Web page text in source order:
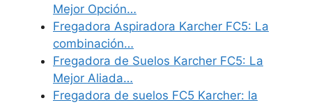
Mejor Opción…
Fregadora Aspiradora Karcher FC5: La
combinación…
Fregadora de Suelos Karcher FC5: La
Mejor Aliada…
Fregadora de suelos FC5 Karcher: la